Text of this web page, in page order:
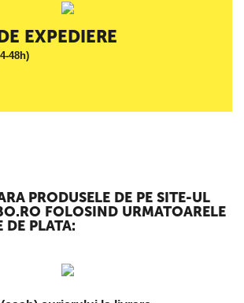
EXPEDIERE
48h)
PRODUSELE DE PE SITE-UL
FOLOSIND URMATOARELE
DE PLATA: